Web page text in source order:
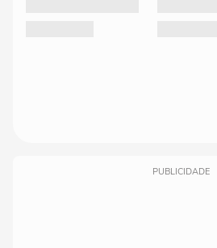
PUBLICIDADE